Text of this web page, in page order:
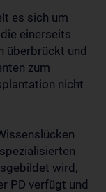
es sich um
einerseits
überbrückt und
zum
nicht
wird,
PD verfügt und